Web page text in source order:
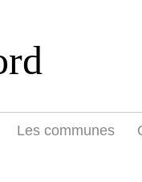
Les communes